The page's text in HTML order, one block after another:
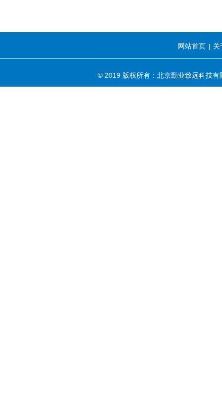
网站首页 关
© 2019 版权所有：北京勤业致远科技